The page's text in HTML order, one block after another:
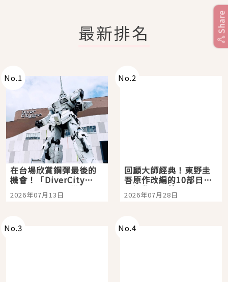
最新排名
No.1
在台場欣賞鋼彈最後的
機會！「DiverCity
Tokyo Plaza」搭船、
購物、美食及夜景，一
2026年07月13日
No.2
回顧大師經典！東野圭
吾原作改編的10部日本
影視作品推薦
2026年07月28日
No.3 No.4
Share